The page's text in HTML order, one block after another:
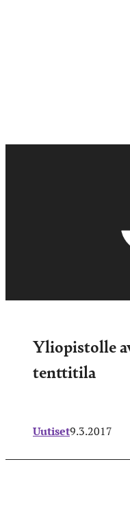
Yliopistolle
tenttitila
Uutiset9.3.2017